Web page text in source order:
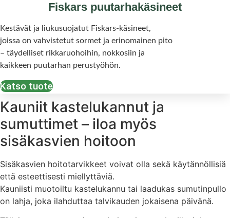
Fiskars puutarhakäsineet
Kestävät ja liukusuojatut Fiskars-käsineet,
joissa on vahvistetut sormet ja erinomainen pito
– täydelliset rikkaruohoihin, nokkosiin ja
kaikkeen puutarhan perustyöhön.
Katso tuote
Kauniit kastelukannut ja
sumuttimet – iloa myös
sisäkasvien hoitoon
Sisäkasvien hoitotarvikkeet voivat olla sekä käytännöllisiä
että esteettisesti miellyttäviä.
Kauniisti muotoiltu kastelukannu tai laadukas sumutinpullo
on lahja, joka ilahduttaa talvikauden jokaisena päivänä.